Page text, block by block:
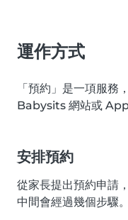
運作方式
「預約」是一項服務
Babysits 網站或 App
安排預約
從家長提出預約申請
中間會經過幾個步驟。